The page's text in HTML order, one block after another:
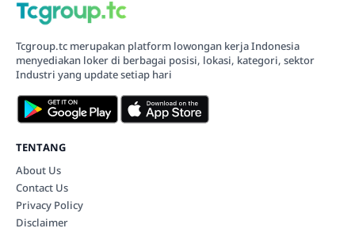
Tcgroup.tc merupakan platform lowongan kerja Indonesia
menyediakan loker di berbagai posisi, lokasi, kategori, sektor
Industri yang update setiap hari
TENTANG
About Us
Contact Us
Privacy Policy
Disclaimer